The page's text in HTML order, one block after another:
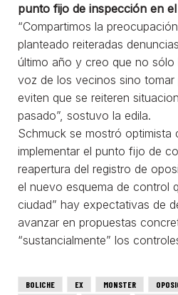
punto fijo de inspección en el
“Compartimos la
planteado reiteradas
último año y creo que no sólo
voz de los vecinos sino tomar
eviten que se reiteren
pasado”, sostuvo la edila.
Schmuck se mostró optimista
implementar el punto fijo de
reapertura del registro de
el nuevo esquema de control
ciudad” hay expectativas de
avanzar en propuestas
“sustancialmente” los
BOLICHE EX MONSTER